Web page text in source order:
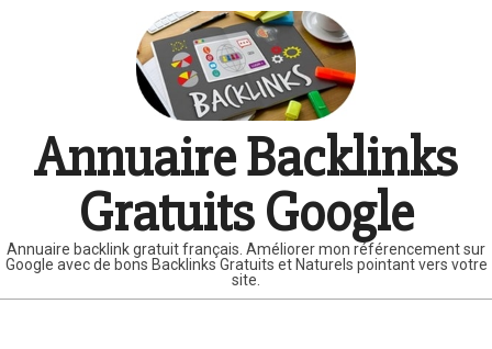
Annuaire Backlinks
Gratuits Google
Annuaire backlink gratuit français. Améliorer mon référencement sur
Google avec de bons Backlinks Gratuits et Naturels pointant vers votre
site.